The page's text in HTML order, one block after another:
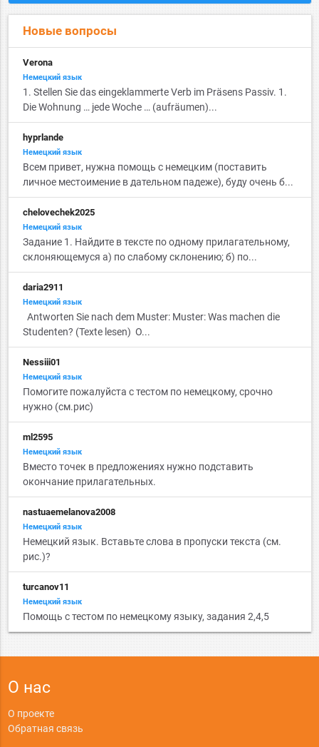
Новые вопросы
Verona
Немецкий язык
1. Stellen Sie das eingeklammerte Verb im Präsens Passiv. 1.
Die Wohnung … jede Woche … (aufräumen)...
hyprlande
Немецкий язык
Всем привет, нужна помощь с немецким (поставить
личное местоимение в дательном падеже), буду очень б...
chelovechek2025
Немецкий язык
Задание 1. Найдите в тексте по одному прилагательному,
склоняющемуся а) по слабому склонению; б) по...
daria2911
Немецкий язык
Antworten Sie nach dem Muster: Muster: Was machen die
Studenten? (Texte lesen) О...
Nessiii01
Немецкий язык
Помогите пожалуйста с тестом по немецкому, срочно
нужно (см.рис)
ml2595
Немецкий язык
Вместо точек в предложениях нужно подставить
окончание прилагательных.
nastuaemelanova2008
Немецкий язык
Немецкий язык. Вставьте слова в пропуски текста (см.
рис.)?
turcanov11
Немецкий язык
Помощь с тестом по немецкому языку, задания 2,4,5
О нас
О проекте
Обратная связь